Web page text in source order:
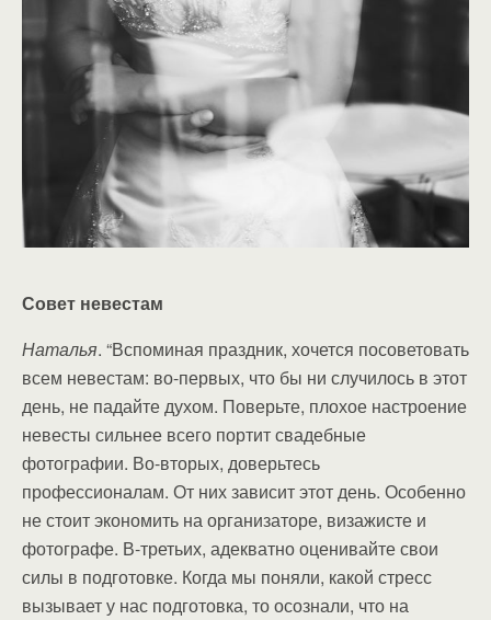
Совет невестам
Наталья. “Вспоминая праздник, хочется посоветовать
всем невестам: во-первых, что бы ни случилось в этот
день, не падайте духом. Поверьте, плохое настроение
невесты сильнее всего портит свадебные
фотографии. Во-вторых, доверьтесь
профессионалам. От них зависит этот день. Особенно
не стоит экономить на организаторе, визажисте и
фотографе. В-третьих, адекватно оценивайте свои
силы в подготовке. Когда мы поняли, какой стресс
вызывает у нас подготовка, то осознали, что на